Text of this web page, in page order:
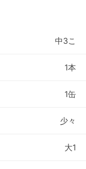
中3こ
1本
1缶
少々
大1